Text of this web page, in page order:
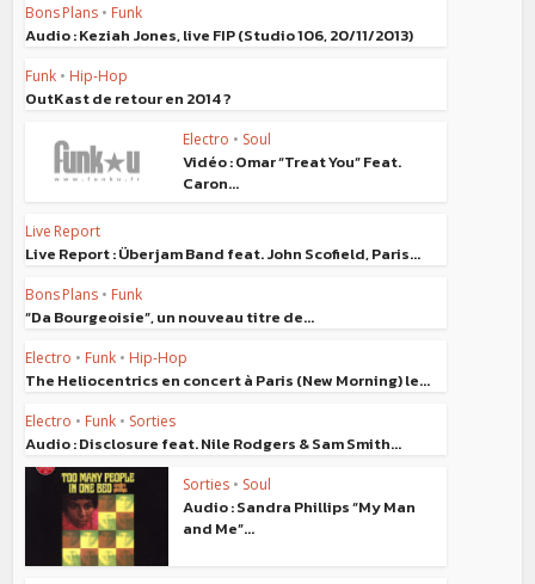
Bons Plans • Funk
Audio : Keziah Jones, live FIP (Studio 106, 20/11/2013)
Funk • Hip-Hop
OutKast de retour en 2014 ?
Electro • Soul
Vidéo : Omar “Treat You” Feat.
Caron...
Live Report
Live Report : Überjam Band feat. John Scofield, Paris...
Bons Plans • Funk
“Da Bourgeoisie”, un nouveau titre de...
Electro • Funk • Hip-Hop
The Heliocentrics en concert à Paris (New Morning) le...
Electro • Funk • Sorties
Audio : Disclosure feat. Nile Rodgers & Sam Smith...
Sorties • Soul
Audio : Sandra Phillips “My Man
and Me”...